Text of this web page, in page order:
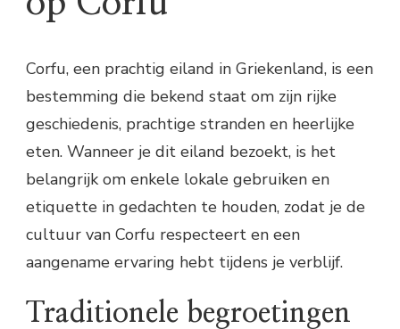
Corfu, een prachtig eiland in Griekenland, is een
bestemming die bekend staat om zijn rijke
geschiedenis, prachtige stranden en heerlijke
eten. Wanneer je dit eiland bezoekt, is het
belangrijk om enkele lokale gebruiken en
etiquette in gedachten te houden, zodat je de
cultuur van Corfu respecteert en een
aangename ervaring hebt tijdens je verblijf.
Traditionele begroetingen